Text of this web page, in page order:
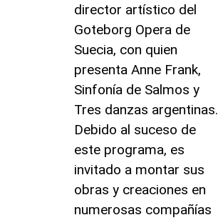
director artístico del
Goteborg Opera de
Suecia, con quien
presenta Anne Frank,
Sinfonía de Salmos y
Tres danzas argentinas.
Debido al suceso de
este programa, es
invitado a montar sus
obras y creaciones en
numerosas compañías